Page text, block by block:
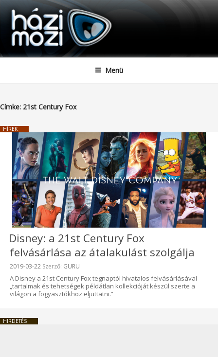
Tartalomhoz
HAZIMOZI
Menü
Címke: 21st Century Fox
HÍREK
Disney: a 21st Century Fox
felvásárlása az átalakulást szolgálja
Beküldve:
2019-03-22 Szerző: GURU
A Disney a 21st Century Fox tegnaptól hivatalos felvásárlásával
„tartalmak és tehetségek példátlan kollekcióját készül szerte a
világon a fogyasztókhoz eljuttatni.”
HIRDETÉS